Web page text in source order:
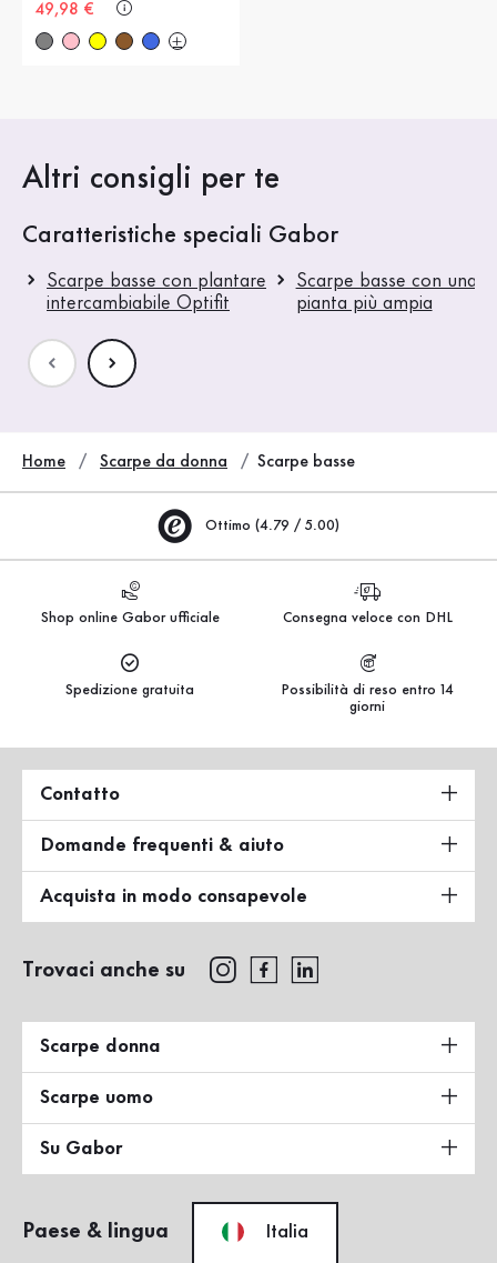
Nuovo prezzo
49,98 €
Altri consigli per te
Caratteristiche speciali Gabor
Scarpe basse con plantare
intercambiabile Optifit
Scarpe basse con una
pianta più ampia
Home Scarpe da donna Scarpe basse
Ottimo (4.79 / 5.00)
Shop online Gabor ufficiale Consegna veloce con DHL
Spedizione gratuita
Possibilità di reso entro 14
giorni
Contatto
Domande frequenti & aiuto
Acquista in modo consapevole
Trovaci anche su
Scarpe donna
Scarpe uomo
Su Gabor
Paese & lingua Italia